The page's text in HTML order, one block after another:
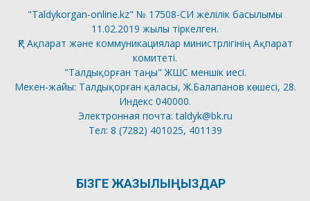
"Taldykorgan-online.kz" № 17508-СИ желілік басылымы
11.02.2019 жылы тіркелген.
ҚР Ақпарат және коммуникациялар министрлігінің Ақпарат
комитеті.
"Талдықорған таңы" ЖШС меншік иесі.
Мекен-жайы: Талдықорған қаласы, Ж.Балапанов көшесі, 28.
Индекс 040000.
Электронная почта: taldyk@bk.ru
Тел: 8 (7282) 401025, 401139
БІЗГЕ ЖАЗЫЛЫҢЫЗДАР